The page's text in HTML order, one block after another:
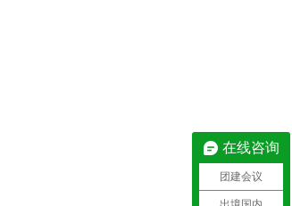
在线咨询
团建会议